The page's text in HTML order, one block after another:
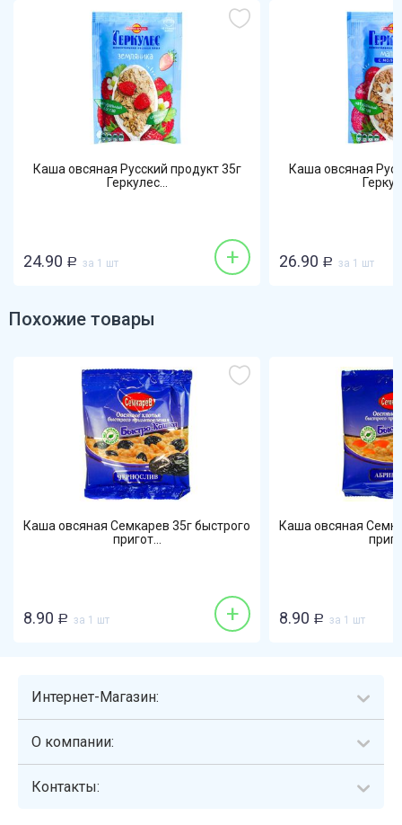
Каша овсяная Русский продукт 35г
Геркулес...
24.90 Р за 1 шт +
Каша овсяная
26.90 Р за 1 шт
Похожие товары
Каша овсяная Семкарев 35г быстрого
пригот...
8.90 Р за 1 шт +
Каша овсяная
8.90 Р за 1 шт
Интернет-Магазин:
О компании:
Контакты: